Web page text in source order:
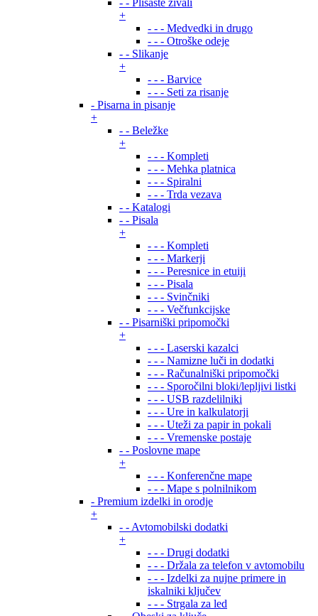
- - Plišaste živali
+
- - - Medvedki in drugo
- - - Otroške odeje
- - Slikanje
+
- - - Barvice
- - - Seti za risanje
- Pisarna in pisanje
+
- - Beležke
+
- - - Kompleti
- - - Mehka platnica
- - - Spiralni
- - - Trda vezava
- - Katalogi
- - Pisala
+
- - - Kompleti
- - - Markerji
- - - Peresnice in etuiji
- - - Pisala
- - - Svinčniki
- - - Večfunkcijske
- - Pisarniški pripomočki
+
- - - Laserski kazalci
- - - Namizne luči in dodatki
- - - Računalniški pripomočki
- - - Sporočilni bloki/lepljivi listki
- - - USB razdelilniki
- - - Ure in kalkulatorji
- - - Uteži za papir in pokali
- - - Vremenske postaje
- - Poslovne mape
+
- - - Konferenčne mape
- - - Mape s polnilnikom
- Premium izdelki in orodje
+
- - Avtomobilski dodatki
+
- - - Drugi dodatki
- - - Držala za telefon v avtomobilu
- - - Izdelki za nujne primere in
iskalniki ključev
- - - Strgala za led